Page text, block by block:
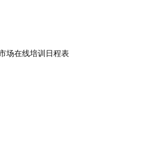
场在线培训日程表